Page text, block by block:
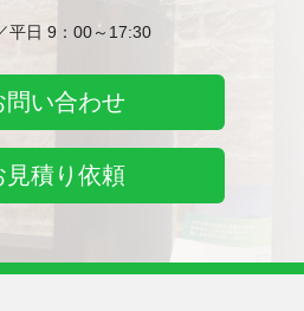
平日 9：00～17:30
問い合わせ
見積り依頼